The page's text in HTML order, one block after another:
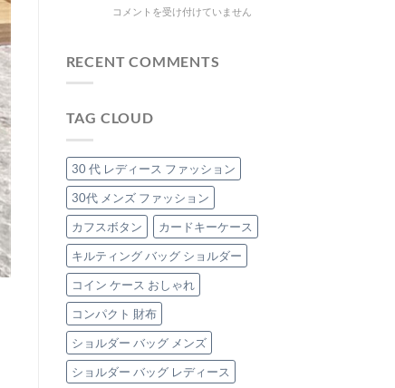
ッ
魅
寄
品
レ
（エ
ト
ー
プ）
の
本
革
バ
ッ
グ
3
選
は
オ
る
「本
ラ
ッ
チ
バ
ッ
グ」
は
【30
代
女
毎
日
の
通
勤
を
格
上
げ
す
る、
大
人
可
愛
コメントを受け付けていません
RECENT COMMENTS
TAG CLOUD
30 代 レディース ファッション
30代 メンズ ファッション
カフスボタン
カードキーケース
キルティング バッグ ショルダー
コイン ケース おしゃれ
コンパクト 財布
ショルダー バッグ メンズ
ショルダー バッグ レディース